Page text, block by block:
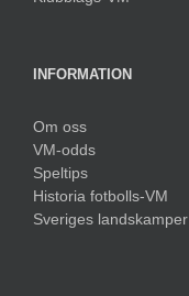
INFORMATION
Om oss
VM-odds
Speltips
Historia fotbolls-VM
Sveriges landskamper